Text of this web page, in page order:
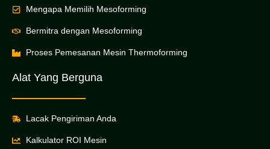
Mengapa Memilih Mesoforming
Bermitra dengan Mesoforming
Proses Pemesanan Mesin Thermoforming
Alat Yang Berguna
Lacak Pengiriman Anda
Kalkulator ROI Mesin